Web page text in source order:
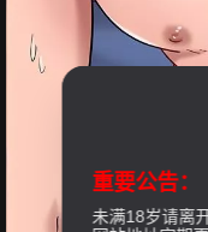
重要公告：
未满18岁请离